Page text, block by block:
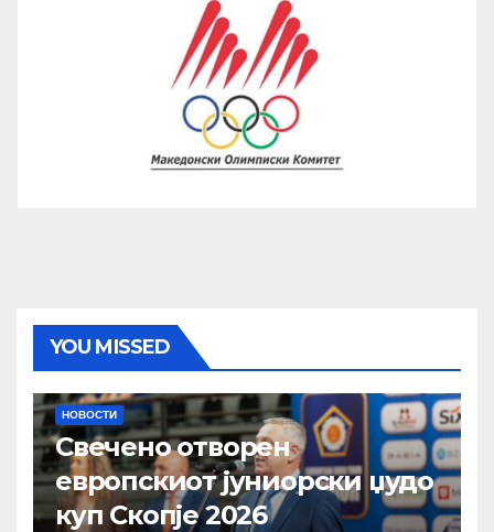
YOU MISSED
НОВОСТИ
Свечено отворен
европскиот јуниорски џудо
куп Скопје 2026